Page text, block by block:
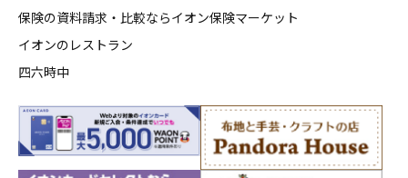
保険の資料請求・比較ならイオン保険マーケット
イオンのレストラン
四六時中